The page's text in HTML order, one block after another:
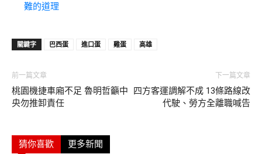
難的道理
關鍵字 巴西蛋 進口蛋 雞蛋 高雄
前一篇文章
桃園機捷車廂不足 魯明哲籲中
央勿推卸責任
下一篇文章
四方客運調解不成 13條路線改
代駛、勞方全離職喊告
猜你喜歡 更多新聞